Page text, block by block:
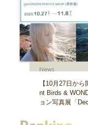
News
【10月27日か
nt Birds &
ョン写真展「